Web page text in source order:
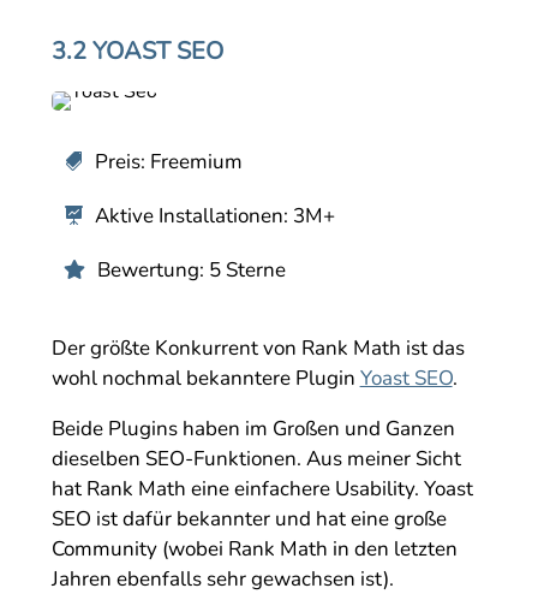
3.2 YOAST SEO
 Preis: Freemium
 Aktive Installationen: 3M+
 Bewertung: 5 Sterne
Der größte Konkurrent von Rank Math ist das
wohl nochmal bekanntere Plugin Yoast SEO.
Beide Plugins haben im Großen und Ganzen
dieselben SEO-Funktionen. Aus meiner Sicht
hat Rank Math eine einfachere Usability. Yoast
SEO ist dafür bekannter und hat eine große
Community (wobei Rank Math in den letzten
Jahren ebenfalls sehr gewachsen ist).